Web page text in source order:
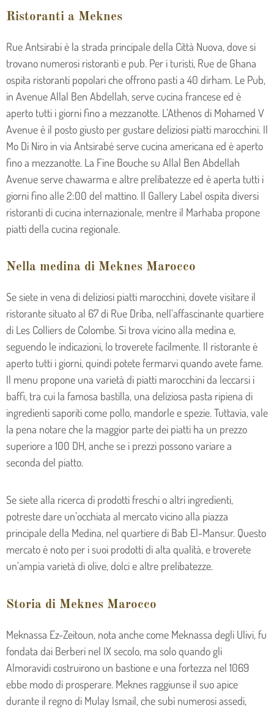
Ristoranti a Meknes
Rue Antsirabi è la strada principale della Città Nuova, dove si
trovano numerosi ristoranti e pub. Per i turisti, Rue de Ghana
ospita ristoranti popolari che offrono pasti a 40 dirham. Le Pub,
in Avenue Allal Ben Abdellah, serve cucina francese ed è
aperto tutti i giorni fino a mezzanotte. L’Athenos di Mohamed V
Avenue è il posto giusto per gustare deliziosi piatti marocchini. Il
Mo Di Niro in via Antsirabé serve cucina americana ed è aperto
fino a mezzanotte. La Fine Bouche su Allal Ben Abdellah
Avenue serve chawarma e altre prelibatezze ed è aperta tutti i
giorni fino alle 2:00 del mattino. Il Gallery Label ospita diversi
ristoranti di cucina internazionale, mentre il Marhaba propone
piatti della cucina regionale.
Nella medina di Meknes Marocco
Se siete in vena di deliziosi piatti marocchini, dovete visitare il
ristorante situato al 67 di Rue Driba, nell’affascinante quartiere
di Les Colliers de Colombe. Si trova vicino alla medina e,
seguendo le indicazioni, lo troverete facilmente. Il ristorante è
aperto tutti i giorni, quindi potete fermarvi quando avete fame.
Il menu propone una varietà di piatti marocchini da leccarsi i
baffi, tra cui la famosa bastilla, una deliziosa pasta ripiena di
ingredienti saporiti come pollo, mandorle e spezie. Tuttavia, vale
la pena notare che la maggior parte dei piatti ha un prezzo
superiore a 100 DH, anche se i prezzi possono variare a
seconda del piatto.
Se siete alla ricerca di prodotti freschi o altri ingredienti,
potreste dare un’occhiata al mercato vicino alla piazza
principale della Medina, nel quartiere di Bab El-Mansur. Questo
mercato è noto per i suoi prodotti di alta qualità, e troverete
un’ampia varietà di olive, dolci e altre prelibatezze.
Storia di Meknes Marocco
Meknassa Ez-Zeitoun, nota anche come Meknassa degli Ulivi, fu
fondata dai Berberi nel IX secolo, ma solo quando gli
Almoravidi costruirono un bastione e una fortezza nel 1069
ebbe modo di prosperare. Meknes raggiunse il suo apice
durante il regno di Mulay Ismail, che subì numerosi assedi,